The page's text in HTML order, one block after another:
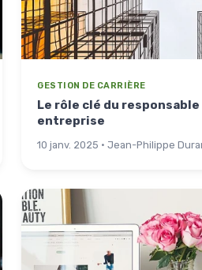
GESTION DE CARRIÈRE
Le rôle clé du
entreprise
10 janv. 2025 · Jean-Philippe